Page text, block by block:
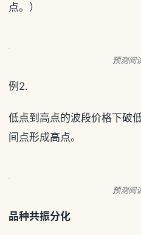
点。）
预测阅
例2.
低点到高点的波段价格下破
间点形成高点。
预测阅
品种共振分化